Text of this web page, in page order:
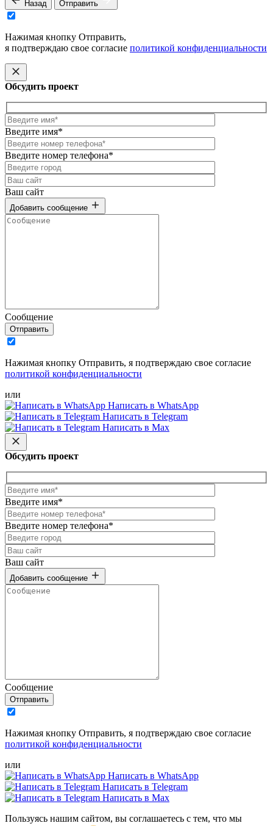
Назад Отправить
Нажимая кнопку Отправить,
я подтверждаю свое согласие политикой конфиденциальности
Обсудить проект
Введите имя*
Введите номер телефона*
Ваш сайт
Добавить сообщение
Сообщение
Отправить
Нажимая кнопку Отправить, я подтверждаю свое согласие
политикой конфиденциальности
или
Написать в WhatsApp
Написать в Telegram
Написать в Max
Обсудить проект
Введите имя*
Введите номер телефона*
Ваш сайт
Добавить сообщение
Сообщение
Отправить
Нажимая кнопку Отправить, я подтверждаю свое согласие
политикой конфиденциальности
или
Написать в WhatsApp
Написать в Telegram
Написать в Max
Пользуясь нашим сайтом, вы соглашаетесь с тем, что мы